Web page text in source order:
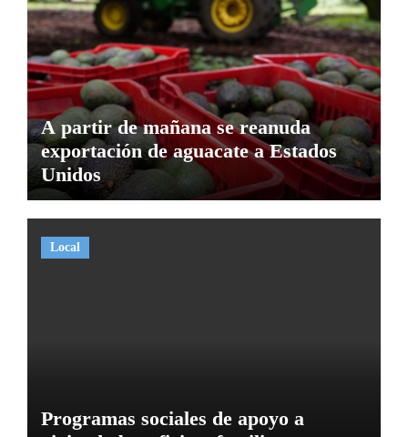
A partir de mañana se reanuda
exportación de aguacate a Estados
Unidos
Local
Programas sociales de apoyo a